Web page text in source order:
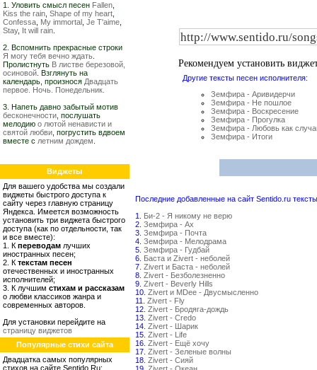
1. Уловить смысл песен Fallen
Kiss the rain Shape of my heart
Confessa My immortal Je T'aime
Stay, It will rain
2. Вспомнить прекрасные строки
Я могу тебя вечно ждать
Пролистнуть В листве березовой,
осиновой . Взглянуть на
календарь, произнося Двадцать
первое. Ночь. Понедельник.
3. Напеть давно забытый мотив
бесконечности , послушать
мелодию о лютой ненависти и
святой любви , погрустить вдвоем
вместе с летним дождем
Виджеты
Для вашего удобства мы создали
виджеты быстрого доступа к
сайту через главную страницу
Яндекса. Имеется возможность
установить три виджета быстрого
доступа (как по отдельности, так
и все вместе):
1. К переводам лучших
иностранных песен;
2. К текстам песен
отечественных и иностранных
исполнителей;
3. К лучшим стихам и рассказам
о любви классиков жанра и
современных авторов.
Для установки перейдите на
страницу виджетов
Популярные стихи сайта
Двадцатка самых популярных
стихов на сайте Sentido.Ru:
Рекомендуем установить
Другие тексты песен исполнителя:
Земфира - Аривидерчи
Земфира - Не пошлое
Земфира - Воскресение
Земфира - Прогулка
Земфира - Любовь как
Земфира - Итоги
Последние добавленные на сайт Sentido.ru
1. Би-2 - Я никому не верю
2. Земфира - Ах
3. Земфира - Почта
4. Земфира - Мелодрама
5. Земфира - Гудбай
6. Баста и Zivert - неболей
7. Zivert и Баста - неболей
8. Zivert - Безболезненно
9. Zivert - Beverly Hills
10. Zivert и MDee - Двусмысленно
11. Zivert - Fly
12. Zivert - Бродяга-дождь
13. Zivert - Credo
14. Zivert - Шарик
15. Zivert - Life
16. Zivert - Ещё хочу
17. Zivert - Зеленые волны
18. Zivert - Сияй